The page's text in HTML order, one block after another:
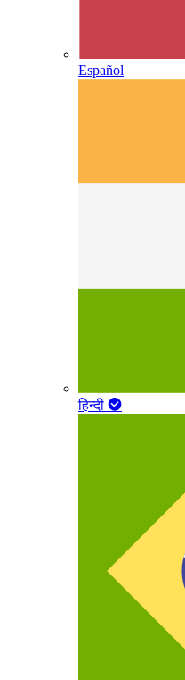
Español
हिन्दी